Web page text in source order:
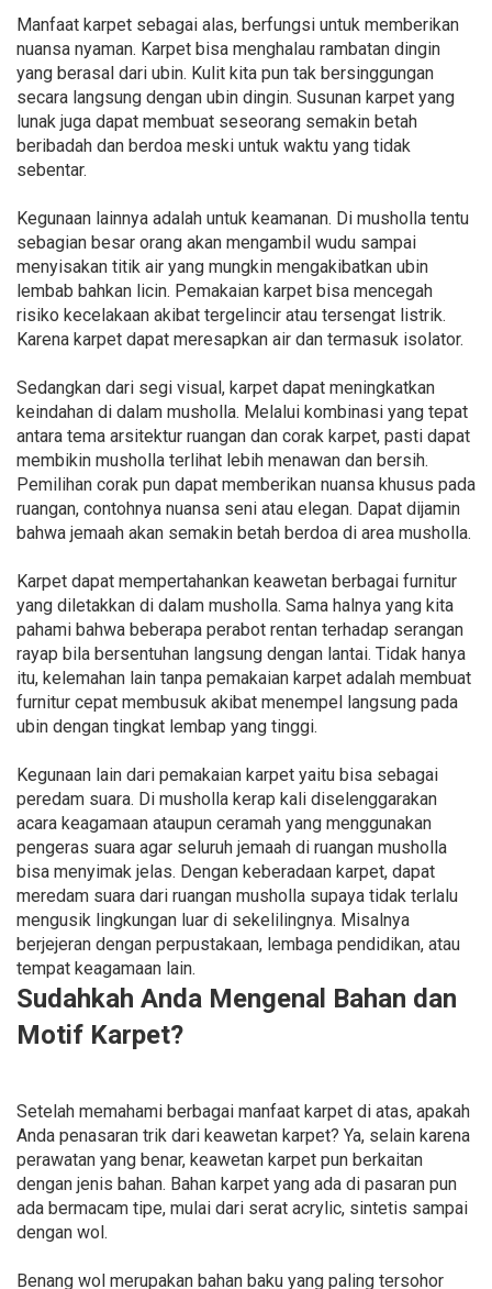
Manfaat karpet sebagai alas, berfungsi untuk memberikan
nuansa nyaman. Karpet bisa menghalau rambatan dingin
yang berasal dari ubin. Kulit kita pun tak bersinggungan
secara langsung dengan ubin dingin. Susunan karpet yang
lunak juga dapat membuat seseorang semakin betah
beribadah dan berdoa meski untuk waktu yang tidak
sebentar.
Kegunaan lainnya adalah untuk keamanan. Di musholla tentu
sebagian besar orang akan mengambil wudu sampai
menyisakan titik air yang mungkin mengakibatkan ubin
lembab bahkan licin. Pemakaian karpet bisa mencegah
risiko kecelakaan akibat tergelincir atau tersengat listrik.
Karena karpet dapat meresapkan air dan termasuk isolator.
Sedangkan dari segi visual, karpet dapat meningkatkan
keindahan di dalam musholla. Melalui kombinasi yang tepat
antara tema arsitektur ruangan dan corak karpet, pasti dapat
membikin musholla terlihat lebih menawan dan bersih.
Pemilihan corak pun dapat memberikan nuansa khusus pada
ruangan, contohnya nuansa seni atau elegan. Dapat dijamin
bahwa jemaah akan semakin betah berdoa di area musholla.
Karpet dapat mempertahankan keawetan berbagai furnitur
yang diletakkan di dalam musholla. Sama halnya yang kita
pahami bahwa beberapa perabot rentan terhadap serangan
rayap bila bersentuhan langsung dengan lantai. Tidak hanya
itu, kelemahan lain tanpa pemakaian karpet adalah membuat
furnitur cepat membusuk akibat menempel langsung pada
ubin dengan tingkat lembap yang tinggi.
Kegunaan lain dari pemakaian karpet yaitu bisa sebagai
peredam suara. Di musholla kerap kali diselenggarakan
acara keagamaan ataupun ceramah yang menggunakan
pengeras suara agar seluruh jemaah di ruangan musholla
bisa menyimak jelas. Dengan keberadaan karpet, dapat
meredam suara dari ruangan musholla supaya tidak terlalu
mengusik lingkungan luar di sekelilingnya. Misalnya
berjejeran dengan perpustakaan, lembaga pendidikan, atau
tempat keagamaan lain.
Sudahkah Anda Mengenal Bahan dan
Motif Karpet?
Setelah memahami berbagai manfaat karpet di atas, apakah
Anda penasaran trik dari keawetan karpet? Ya, selain karena
perawatan yang benar, keawetan karpet pun berkaitan
dengan jenis bahan. Bahan karpet yang ada di pasaran pun
ada bermacam tipe, mulai dari serat acrylic, sintetis sampai
dengan wol.
Benang wol merupakan bahan baku yang paling tersohor